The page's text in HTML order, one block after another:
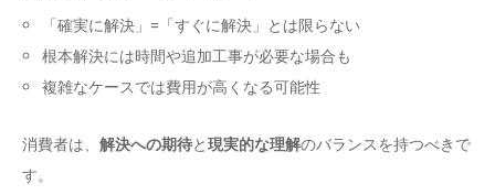
「確実に解決」=「すぐに解決」とは限らない
根本解決には時間や追加工事が必要な場合も
複雑なケースでは費用が高くなる可能性
消費者は、 解決への期待と現実的な理解のバランスを持つべきで
す。